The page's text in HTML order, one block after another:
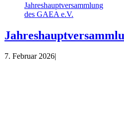
Jahreshauptversammlung
des GAEA e.V.
7. Februar 2026|